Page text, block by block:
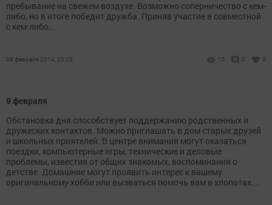
пребывание на свежем воздухе. Возможно соперничество с кем-
либо, но в итоге победит дружба. Приняв участие в совместной
с кем-либо...
08 февраля 2014, 20:03 10 0 0
9 февраля
Обстановка дня способствует поддержанию родственных и
дружеских контактов. Можно приглашать в дом старых друзей
и школьных приятелей. В центре внимания могут оказаться
поездки, компьютерные игры, технические и деловые
проблемы, известия от общих знакомых, воспоминания о
детстве. Домашние могут проявить интерес к вашему
оригинальному хобби или вызваться помочь вам в хлопотах....